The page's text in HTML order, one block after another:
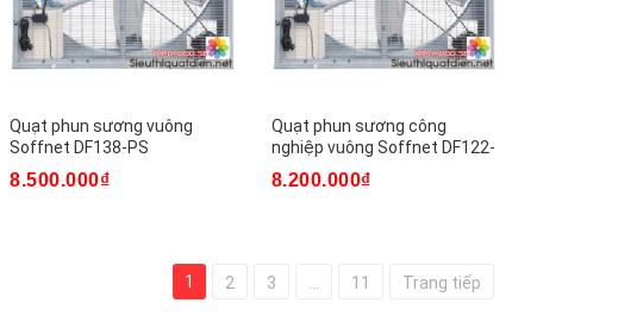
Quạt phun sương vuông
Soffnet DF138-PS
8.500.000₫
Quạt phun sương công
nghiệp vuông Soffnet DF122-
PS
8.200.000₫
1 2 3 11 Trang tiếp